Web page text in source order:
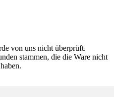
von uns nicht überprüft.
stammen, die die Ware nicht